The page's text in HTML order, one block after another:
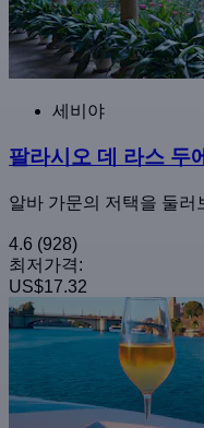
세비야
팔라시오 데 라스 두
알바 가문의 저택을 둘러
4.6 (928)
최저가격:
US$17.32